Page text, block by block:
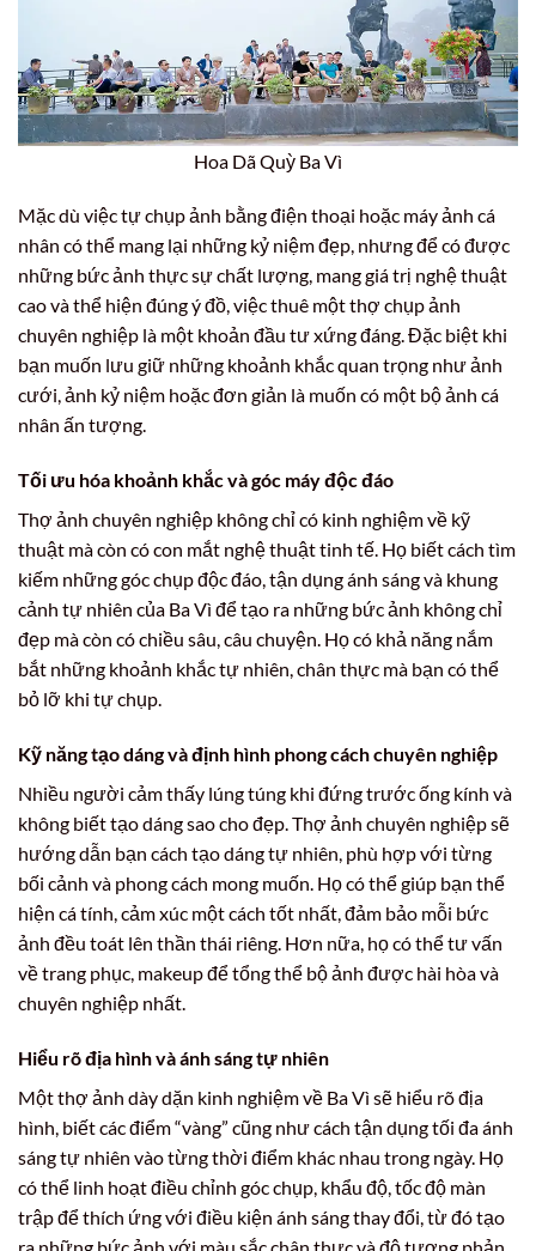
Hoa Dã Quỳ Ba Vì
Mặc dù việc tự chụp ảnh bằng điện thoại hoặc máy ảnh cá
nhân có thể mang lại những kỷ niệm đẹp, nhưng để có được
những bức ảnh thực sự chất lượng, mang giá trị nghệ thuật
cao và thể hiện đúng ý đồ, việc thuê một thợ chụp ảnh
chuyên nghiệp là một khoản đầu tư xứng đáng. Đặc biệt khi
bạn muốn lưu giữ những khoảnh khắc quan trọng như ảnh
cưới, ảnh kỷ niệm hoặc đơn giản là muốn có một bộ ảnh cá
nhân ấn tượng.
Tối ưu hóa khoảnh khắc và góc máy độc đáo
Thợ ảnh chuyên nghiệp không chỉ có kinh nghiệm về kỹ
thuật mà còn có con mắt nghệ thuật tinh tế. Họ biết cách tìm
kiếm những góc chụp độc đáo, tận dụng ánh sáng và khung
cảnh tự nhiên của Ba Vì để tạo ra những bức ảnh không chỉ
đẹp mà còn có chiều sâu, câu chuyện. Họ có khả năng nắm
bắt những khoảnh khắc tự nhiên, chân thực mà bạn có thể
bỏ lỡ khi tự chụp.
Kỹ năng tạo dáng và định hình phong cách chuyên nghiệp
Nhiều người cảm thấy lúng túng khi đứng trước ống kính và
không biết tạo dáng sao cho đẹp. Thợ ảnh chuyên nghiệp sẽ
hướng dẫn bạn cách tạo dáng tự nhiên, phù hợp với từng
bối cảnh và phong cách mong muốn. Họ có thể giúp bạn thể
hiện cá tính, cảm xúc một cách tốt nhất, đảm bảo mỗi bức
ảnh đều toát lên thần thái riêng. Hơn nữa, họ có thể tư vấn
về trang phục, makeup để tổng thể bộ ảnh được hài hòa và
chuyên nghiệp nhất.
Hiểu rõ địa hình và ánh sáng tự nhiên
Một thợ ảnh dày dặn kinh nghiệm về Ba Vì sẽ hiểu rõ địa
hình, biết các điểm “vàng” cũng như cách tận dụng tối đa ánh
sáng tự nhiên vào từng thời điểm khác nhau trong ngày. Họ
có thể linh hoạt điều chỉnh góc chụp, khẩu độ, tốc độ màn
trập để thích ứng với điều kiện ánh sáng thay đổi, từ đó tạo